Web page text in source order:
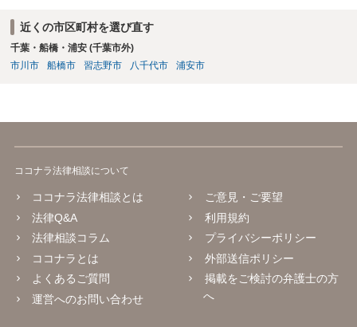
近くの市区町村を選び直す
千葉・船橋・浦安 (千葉市外)
市川市
船橋市 習志野市 八千代市 浦安市
ココナラ法律相談について
ココナラ法律相談とは
法律Q&A
法律相談コラム
ココナラとは
よくあるご質問
運営へのお問い合わせ
ご意見・ご要望
利用規約
プライバシーポリシー
外部送信ポリシー
掲載をご検討の弁護士の方
へ